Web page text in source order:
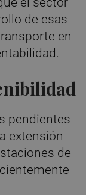
de esas
en
pendientes
extensión
de